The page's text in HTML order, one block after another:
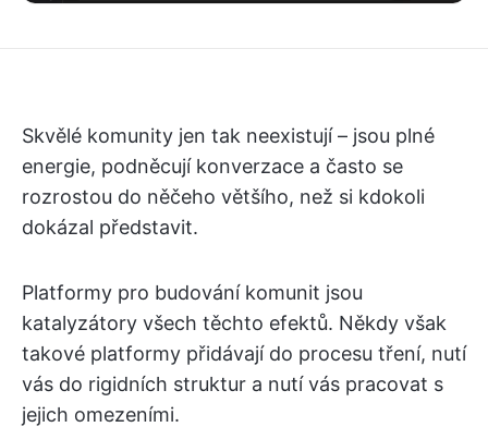
Skvělé komunity jen tak neexistují – jsou plné
energie, podněcují konverzace a často se
rozrostou do něčeho většího, než si kdokoli
dokázal představit.
Platformy pro budování komunit jsou
katalyzátory všech těchto efektů. Někdy však
takové platformy přidávají do procesu tření, nutí
vás do rigidních struktur a nutí vás pracovat s
jejich omezeními.